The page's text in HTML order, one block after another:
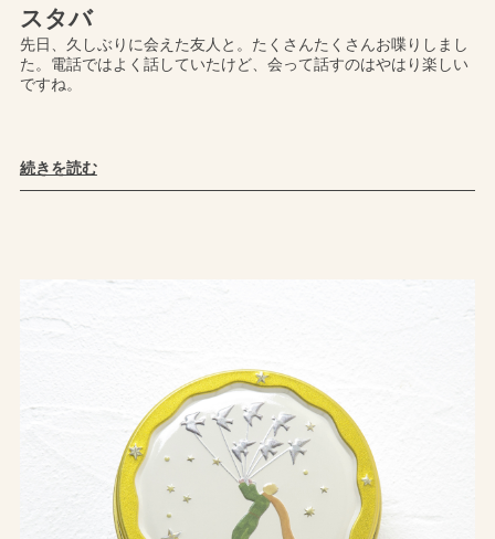
スタバ
先日、久しぶりに会えた友人と。たくさんたくさんお喋りしまし
た。電話ではよく話していたけど、会って話すのはやはり楽しい
ですね。
続きを読む